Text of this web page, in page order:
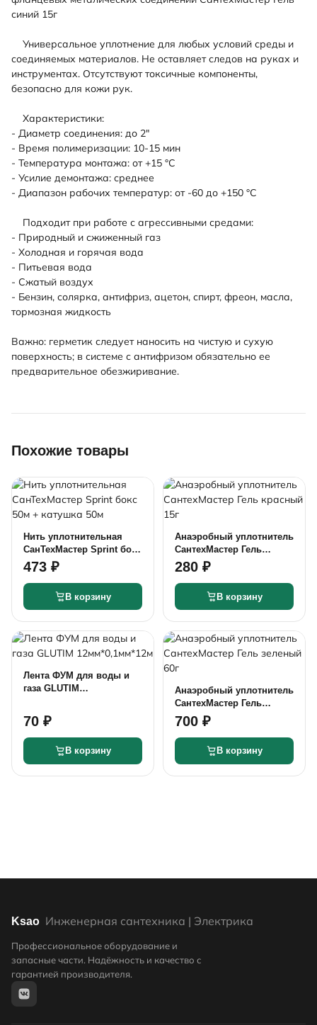
синий 15г
Универсальное уплотнение для любых условий среды и
соединяемых материалов. Не оставляет следов на руках и
инструментах. Отсутствуют токсичные компоненты,
безопасно для кожи рук.
Характеристики:
- Диаметр соединения: до 2"
- Время полимеризации: 10-15 мин
- Температура монтажа: от +15 °C
- Усилие демонтажа: среднее
- Диапазон рабочих температур: от -60 до +150 °C
Подходит при работе с агрессивными средами:
- Природный и сжиженный газ
- Холодная и горячая вода
- Питьевая вода
- Сжатый воздух
- Бензин, солярка, антифриз, ацетон, спирт, фреон, масла,
тормозная жидкость
Важно: герметик следует наносить на чистую и сухую
поверхность; в системе с антифризом обязательно ее
предварительное обезжиривание.
Похожие товары
Нить уплотнительная
СанТехМастер Sprint бокс
50м + катушка 50м
473 ₽
В корзину
Анаэробный уплотнитель
СантехМастер Гель
красный 15г
280 ₽
В корзину
Лента ФУМ для воды и
газа GLUTIM
70 ₽
В корзину
Анаэробный уплотнитель
СантехМастер Гель
зеленый 60г
700 ₽
В корзину
Ksao Инженерная сантехника | Электрика
Профессиональное оборудование и
запасные части. Надёжность и качество с
гарантией производителя.